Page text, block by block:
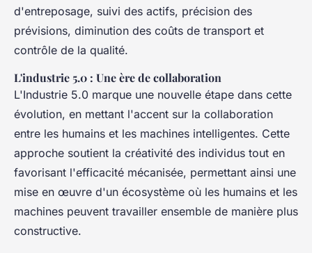
d'entreposage, suivi des actifs, précision des
prévisions, diminution des coûts de transport et
contrôle de la qualité.
L'industrie 5.0 : Une ère de collaboration
L'Industrie 5.0 marque une nouvelle étape dans cette
évolution, en mettant l'accent sur la collaboration
entre les humains et les machines intelligentes. Cette
approche soutient la créativité des individus tout en
favorisant l'efficacité mécanisée, permettant ainsi une
mise en œuvre d'un écosystème où les humains et les
machines peuvent travailler ensemble de manière plus
constructive.